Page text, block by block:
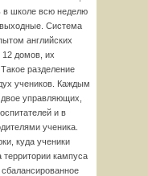
в школе всю неделю
выходные. Система
английских
12 домов, их
разделение
учеников. Каждым
управляющих,
и в
ученика.
куда ученики
территории кампуса